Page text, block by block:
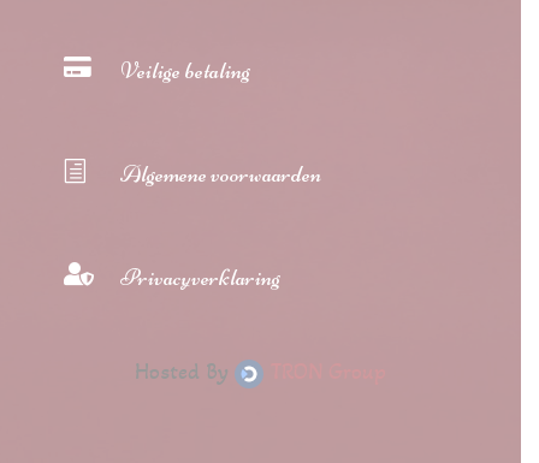
 Veilige betaling
h Algemene voorwaarden
 Privacyverklaring
Hosted By TRON Group